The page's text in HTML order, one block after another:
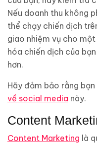
Nếu doanh thu không
thể chạy chiến dịch
giao nhiệm vụ cho
hóa chiến dịch của
hơn.
Hãy đảm bảo rằng
về social media này.
Content
Content Marketing là